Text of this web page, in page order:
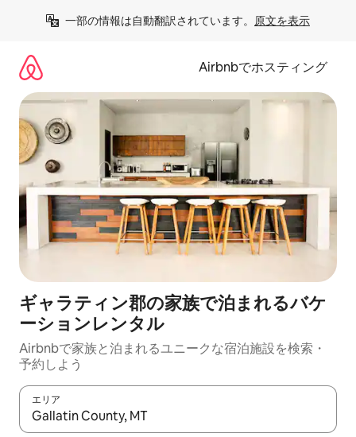
一部の情報は自動翻訳されています。 原文を表示
Airbnbでホスティング
ギャラティン郡の家族で泊まれるバケ
ーションレンタル
Airbnbで家族と泊まれるユニークな宿泊施設を検索・
予約しよう
エリア
検索結果が表示されたら、上下の矢印キーを使って移動するか